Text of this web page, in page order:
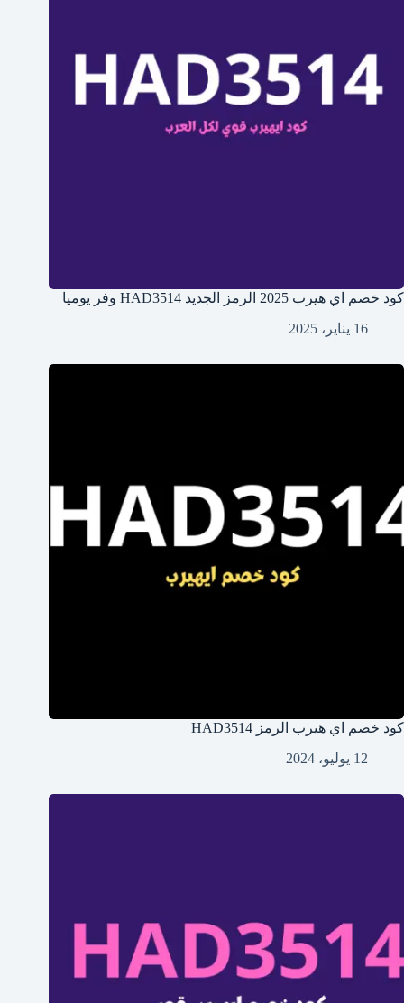
كود خصم اي هيرب 2025 الرمز الجديد HAD3514 وفر يوميا
16 يناير، 2025
كود خصم اي هيرب الرمز HAD3514
12 يوليو، 2024